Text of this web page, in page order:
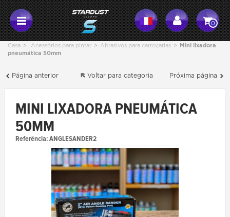
0
Casa > Acessórios para pintar > Abrasivos para carroçarias > Mini lixadora
pneumática 50mm
Página anterior Próxima página
Voltar para categoria
MINI LIXADORA PNEUMÁTICA
50MM
Referência:ANGLESANDER2